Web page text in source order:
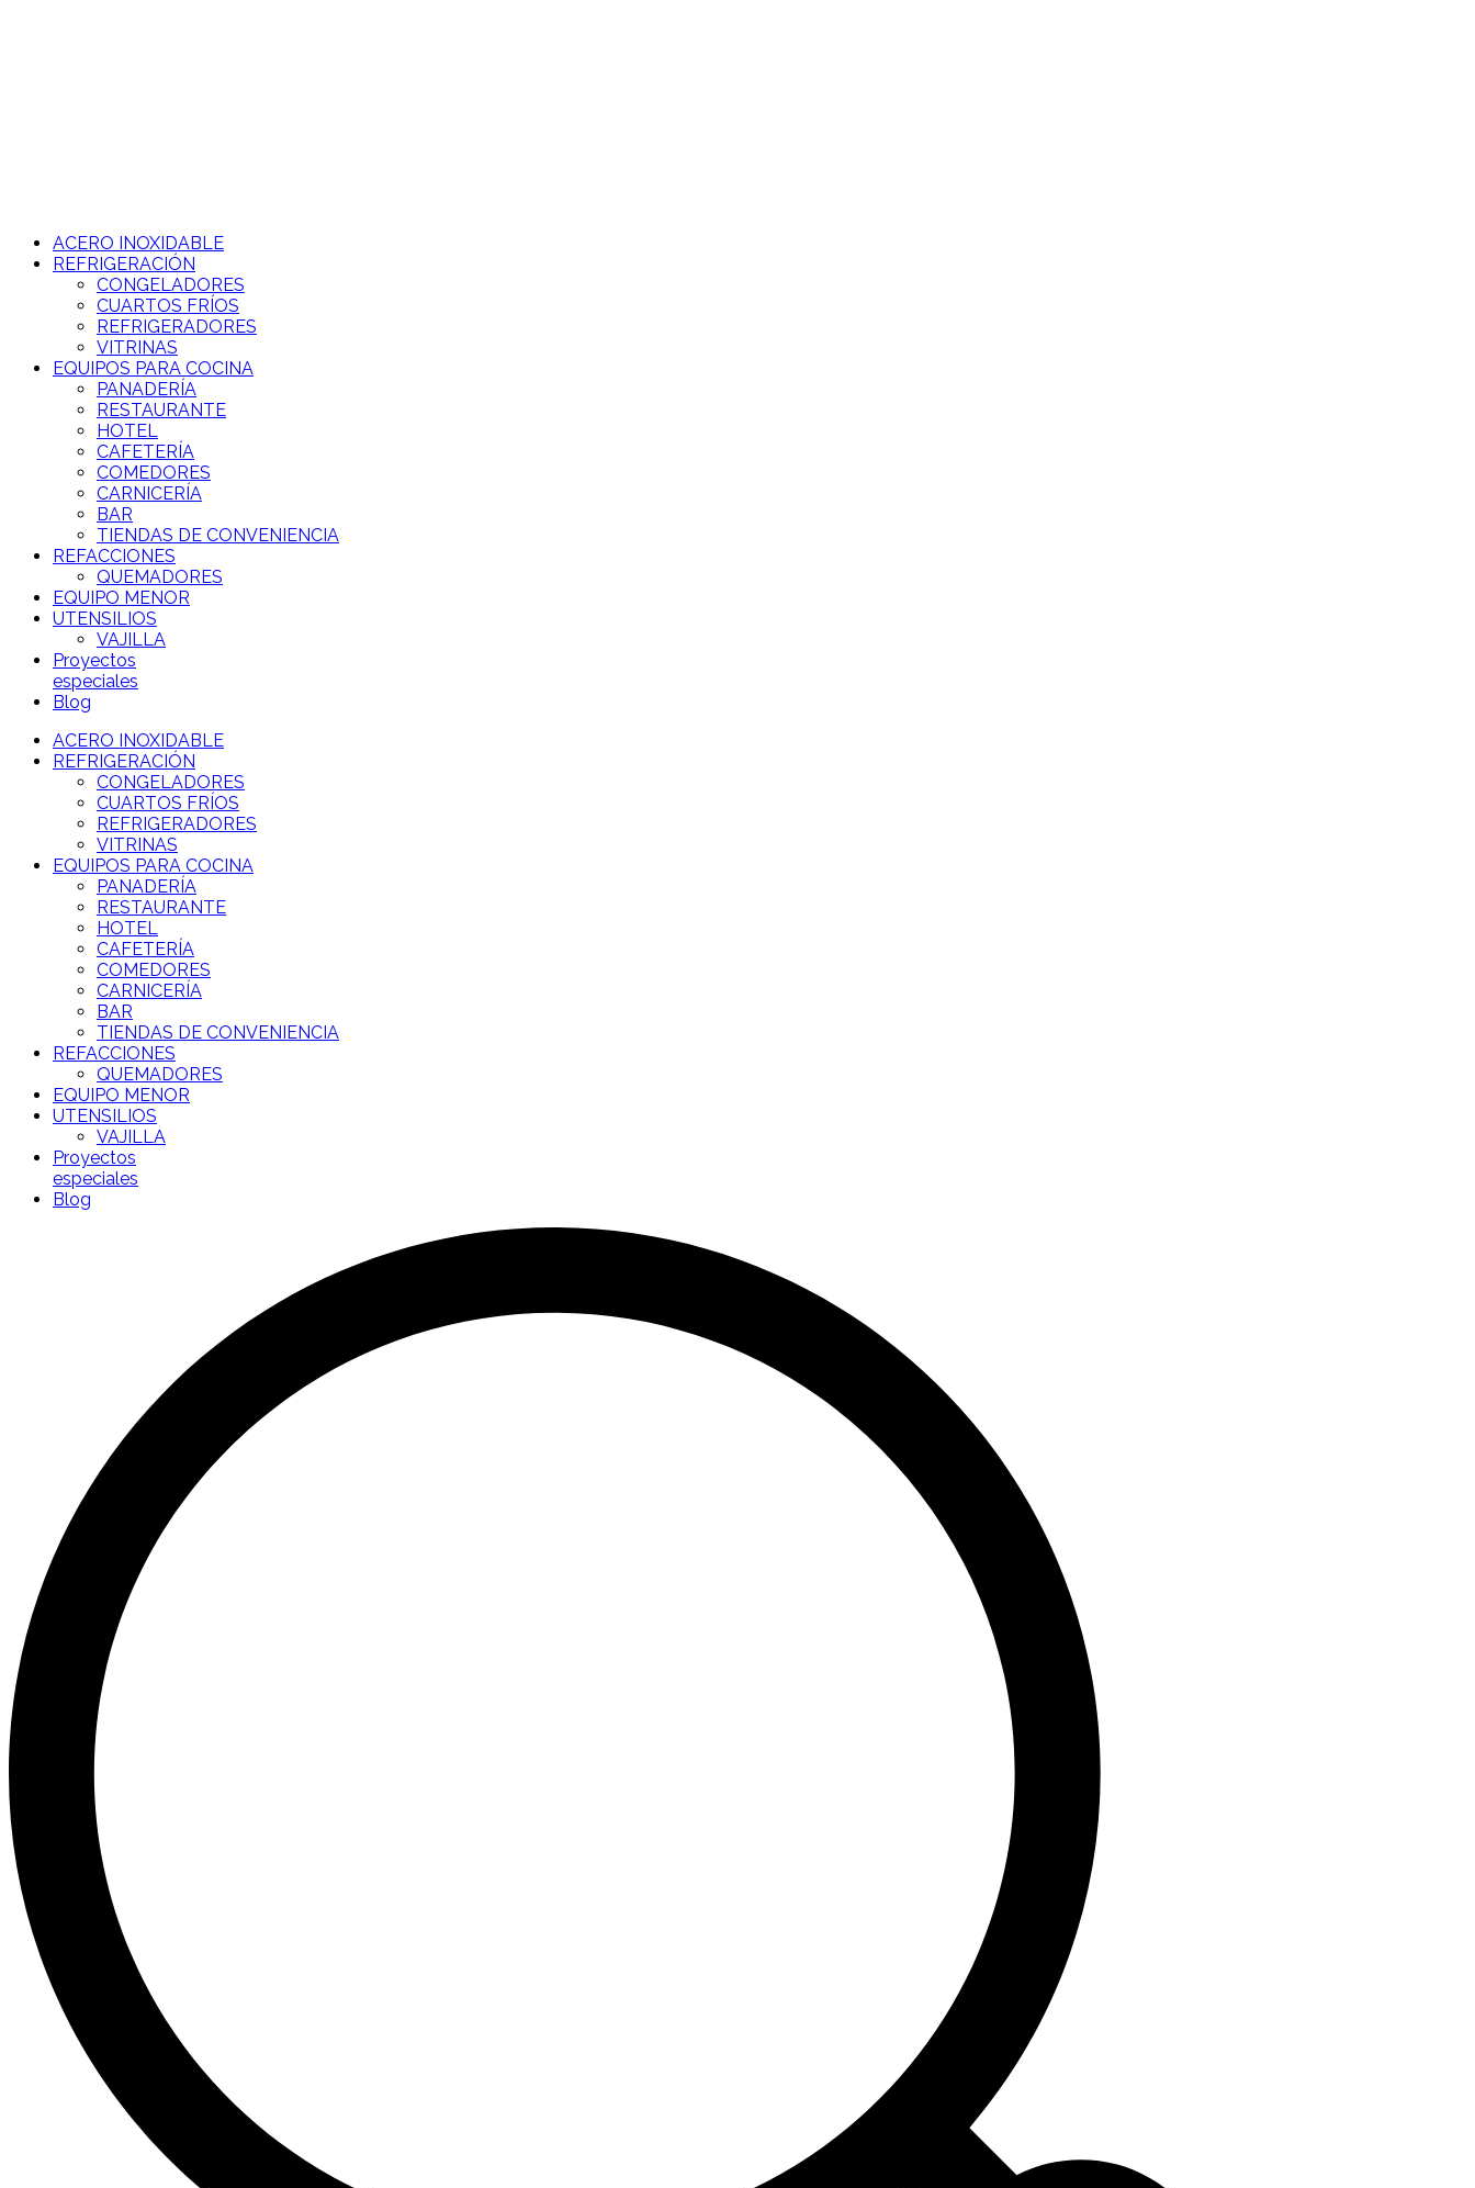
ACERO INOXIDABLE
REFRIGERACIÓN
CONGELADORES
CUARTOS FRÍOS
REFRIGERADORES
VITRINAS
EQUIPOS PARA COCINA
PANADERÍA
RESTAURANTE
HOTEL
CAFETERÍA
COMEDORES
CARNICERÍA
BAR
TIENDAS DE CONVENIENCIA
REFACCIONES
QUEMADORES
EQUIPO MENOR
UTENSILIOS
VAJILLA
Proyectos
especiales
Blog
ACERO INOXIDABLE
REFRIGERACIÓN
CONGELADORES
CUARTOS FRÍOS
REFRIGERADORES
VITRINAS
EQUIPOS PARA COCINA
PANADERÍA
RESTAURANTE
HOTEL
CAFETERÍA
COMEDORES
CARNICERÍA
BAR
TIENDAS DE CONVENIENCIA
REFACCIONES
QUEMADORES
EQUIPO MENOR
UTENSILIOS
VAJILLA
Proyectos
especiales
Blog